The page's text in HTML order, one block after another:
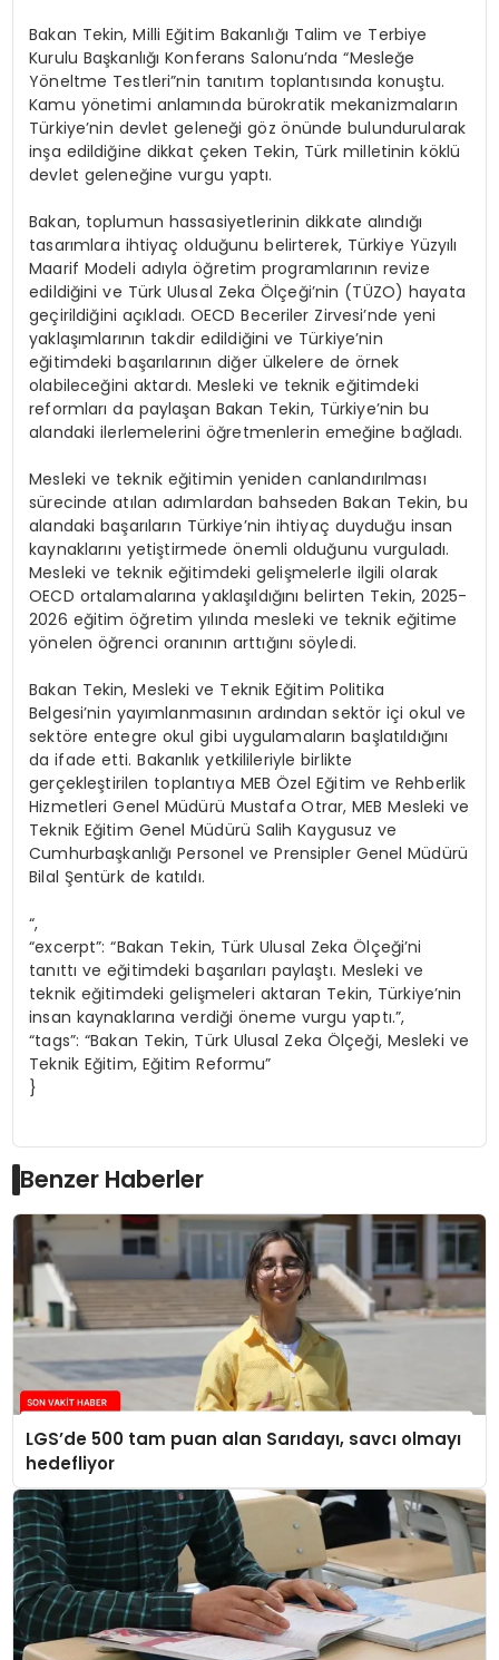
Bakan Tekin, Milli Eğitim Bakanlığı Talim ve Terbiye
Kurulu Başkanlığı Konferans Salonu’nda “Mesleğe
Yöneltme Testleri”nin tanıtım toplantısında konuştu.
Kamu yönetimi anlamında bürokratik mekanizmaların
Türkiye’nin devlet geleneği göz önünde bulundurularak
inşa edildiğine dikkat çeken Tekin, Türk milletinin köklü
devlet geleneğine vurgu yaptı.
Bakan, toplumun hassasiyetlerinin dikkate alındığı
tasarımlara ihtiyaç olduğunu belirterek, Türkiye Yüzyılı
Maarif Modeli adıyla öğretim programlarının revize
edildiğini ve Türk Ulusal Zeka Ölçeği’nin (TÜZO) hayata
geçirildiğini açıkladı. OECD Beceriler Zirvesi’nde yeni
yaklaşımlarının takdir edildiğini ve Türkiye’nin
eğitimdeki başarılarının diğer ülkelere de örnek
olabileceğini aktardı. Mesleki ve teknik eğitimdeki
reformları da paylaşan Bakan Tekin, Türkiye’nin bu
alandaki ilerlemelerini öğretmenlerin emeğine bağladı.
Mesleki ve teknik eğitimin yeniden canlandırılması
sürecinde atılan adımlardan bahseden Bakan Tekin, bu
alandaki başarıların Türkiye’nin ihtiyaç duyduğu insan
kaynaklarını yetiştirmede önemli olduğunu vurguladı.
Mesleki ve teknik eğitimdeki gelişmelerle ilgili olarak
OECD ortalamalarına yaklaşıldığını belirten Tekin, 2025-
2026 eğitim öğretim yılında mesleki ve teknik eğitime
yönelen öğrenci oranının arttığını söyledi.
Bakan Tekin, Mesleki ve Teknik Eğitim Politika
Belgesi’nin yayımlanmasının ardından sektör içi okul ve
sektöre entegre okul gibi uygulamaların başlatıldığını
da ifade etti. Bakanlık yetkilileriyle birlikte
gerçekleştirilen toplantıya MEB Özel Eğitim ve Rehberlik
Hizmetleri Genel Müdürü Mustafa Otrar, MEB Mesleki ve
Teknik Eğitim Genel Müdürü Salih Kaygusuz ve
Cumhurbaşkanlığı Personel ve Prensipler Genel Müdürü
Bilal Şentürk de katıldı.
“,
“excerpt”: “Bakan Tekin, Türk Ulusal Zeka Ölçeği’ni
tanıttı ve eğitimdeki başarıları paylaştı. Mesleki ve
teknik eğitimdeki gelişmeleri aktaran Tekin, Türkiye’nin
insan kaynaklarına verdiği öneme vurgu yaptı.”,
“tags”: “Bakan Tekin, Türk Ulusal Zeka Ölçeği, Mesleki ve
Teknik Eğitim, Eğitim Reformu”
}
Benzer Haberler
LGS’de 500 tam puan alan Sarıdayı, savcı olmayı
hedefliyor